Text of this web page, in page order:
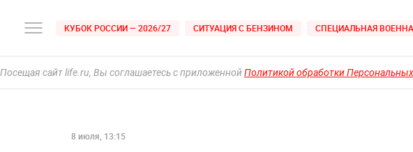
КУБОК РОССИИ — 2026/27 СИТУАЦИЯ С БЕНЗИНОМ СПЕЦИАЛЬНАЯ
Посещая сайт life.ru, Вы соглашаетесь с приложеннойПолитикой обработки
8 июля, 13:15